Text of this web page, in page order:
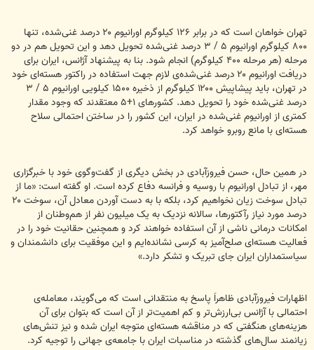
تهران خواهان است که در برابر ۱۲۶ کیلوگرم اورانیوم ۲۰ درصد غنی‌شده، تنها
۸۰۰ کیلوگرم اورانیوم ۵ / ۳ درصد غنی‌شده تحویل دهد و این تحویل هم در دو
مرحله (هر مرحله ۴۰۰ کیلوگرم) انجام شود. بنا به پیشنهاد آژانس، ایران برای
دریافت اورانیوم ۲۰ درصد غنی‌شده‌ی لازم جهت استفاده در راکتور هسته‌ای خود
در تهران، باید پیشاپیش ۱۲۰۰ کیلوگرم از ذخیره ۱۵۰۰ کیلویی اورانیوم ۵ / ۳
درصد غنی‌شده خود را تحویل دهد. کشورهای ۱+۵ معتقدند که وجود مقدار
کمتری از اورانیوم غنی‌شده در ایران، این کشور را در ساختن احتمالی سلاح
هسته‌ای با مانع روبرو خواهد کرد.
در همین حال، حسن فیروزآبادی در بخش دیگری از گفت‌وگوی خود با خبرگزاری
مهر، از تبادل اورانیوم با روسیه و فرانسه دفاع کرده است. او گفته است: «ما از
تبادل سوخت زیان نخواهیم کرد، بلکه با به دست آوردن معادل آن، سوخت ۲۰
درصد مورد نیاز رآکتورها، سالانه نزدیک به یک میلیون نفر از هم‌وطنان از
امکانات درمانی ناشی از آن استفاده خواهند کرد و همچنین حقانیت خود را در
فعالیت هسته‌ای صلح‌آمیز به کرسی نشانده‌ایم و این موفقیت برای دانشمندان و
سیاستمداران ایران جای تبریک و تشکر دارد.»
اظهارات فیروزآبادی ظاهراَ پاسخ به منتقدانی است که می‌گویند، معامله‌ی
احتمالی با آژانس بی‌ارزش‌تر و کم اهمیت‌تر از آن است که بتوان برای آن
هزینه‌های هنگفتی که در مناقشه هسته‌ای متوجه ایران شده و نیز تنش‌های
زیانمند سال‌های گذشته در مناسبات ایران با جامعه‌ی جهانی را توجیه کرد.